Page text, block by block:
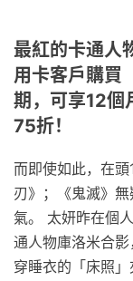
最紅的卡通人
用卡客戶購買
期，可享12個
75折！
而即使如此，在
刃》；《鬼滅》
氣。 太妍昨在個
通人物庫洛米合
穿睡衣的「床照